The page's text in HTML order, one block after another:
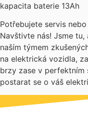
kapacita baterie 13Ah
Potřebujete servis
Navštivte nás! Jsme
naším týmem
na elektrická vozidla,
brzy zase v perfektním
postarat se o váš